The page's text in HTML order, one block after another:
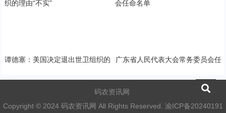
谭德塞：美国决定退出世卫组织的
广东省人民代表大会常务委员会任
码农资讯网
Copyright © 2024 码农资讯网 All Rights Reserved. 渝ICP备20240191